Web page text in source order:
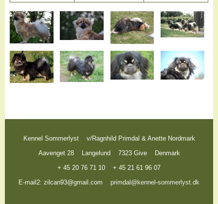
Kennel Sommerlyst
v/Ragnhild Primdal & Anette Nordmark
Aavenget 28
Langelund 7323 Give
Denmark
+ 45 20 76 71 10
+ 45 21 61 96 07
E-mail2: zilcan93@gmail.com
primdal@kennel-sommerlyst.dk